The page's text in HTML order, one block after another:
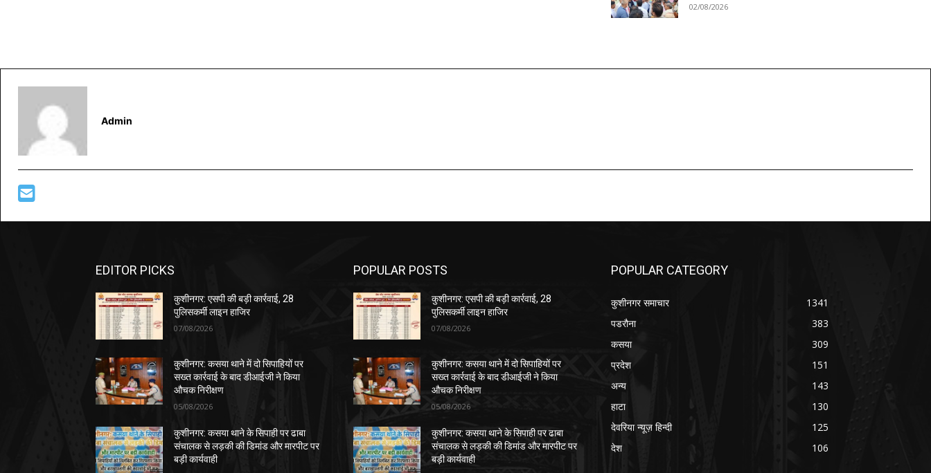
02/08/2026
Admin
EDITOR PICKS
कुशीनगर: एसपी की बड़ी कार्रवाई, 28
पुलिसकर्मी लाइन हाजिर
07/08/2026
कुशीनगर: कसया थाने में दो सिपाहियों पर
सख्त कार्रवाई के बाद डीआईजी ने किया
औचक निरीक्षण
05/08/2026
कुशीनगर: कसया थाने के सिपाही पर ढाबा
संचालक से लड़की की डिमांड और मारपीट पर
बड़ी कार्यवाही
POPULAR POSTS
कुशीनगर: एसपी की बड़ी कार्रवाई, 28
पुलिसकर्मी लाइन हाजिर
07/08/2026
कुशीनगर: कसया थाने में दो सिपाहियों पर
सख्त कार्रवाई के बाद डीआईजी ने किया
औचक निरीक्षण
05/08/2026
कुशीनगर: कसया थाने के सिपाही पर ढाबा
संचालक से लड़की की डिमांड और मारपीट पर
बड़ी कार्यवाही
POPULAR CATEGORY
कुशीनगर समाचार
1341
पडरौना
383
कसया
309
प्रदेश
151
अन्य
143
हाटा
130
देवरिया न्यूज़ हिन्दी
125
देश
106